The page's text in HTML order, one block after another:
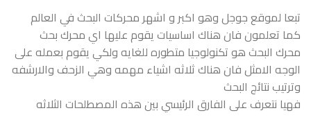
تبعا لموقع جوجل وهو اكبر و اشهر محركات البحث في العالم
كما تعلمون فان هناك اساسيات يقوم عليها اي محرك بحث
محرك البحث هو تكنولوجيا متطوره للغايه ولكي يقوم بعمله على
الوجه الامثل فان هناك ثلاثه اشياء مهمه وهي الزحف والارشفه
وترتيب نتائج البحث
فهيا نتعرف على الفارق الرئيسي بين هذه المصطلحات الثلاثه